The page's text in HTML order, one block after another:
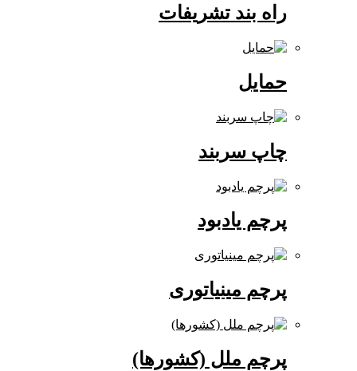
راه بند تشریفات
چاپ سربند
پرچم یادبود
پرچم مینیاتوری
پرچم ملل (کشورها)